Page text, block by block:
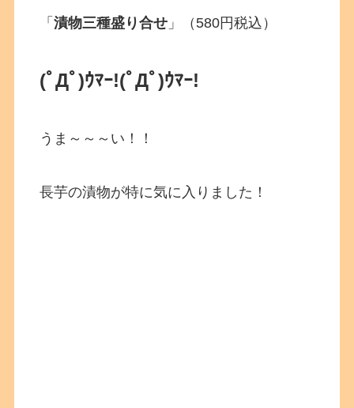
「漬物三種盛り合せ 」（580円税込）
(ﾟДﾟ)ｳﾏｰ!(ﾟДﾟ)ｳﾏｰ!
うま～～～い！！
長芋の漬物が特に気に入りました！